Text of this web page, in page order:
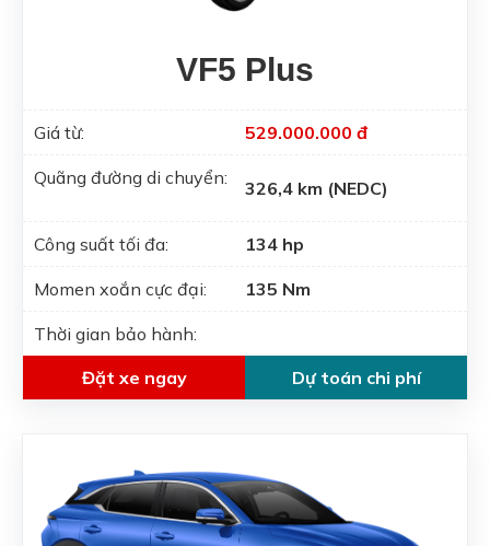
VF5 Plus
Giá từ: 529.000.000 đ
Quãng đường di chuyển: 326,4 km (NEDC)
Công suất tối đa: 134 hp
Momen xoắn cực đại: 135 Nm
Thời gian bảo hành:
Đặt xe ngay
Dự toán chi phí